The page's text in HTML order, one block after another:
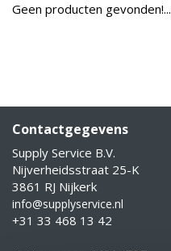
Geen producten gevonden!...
Contactgegevens
Supply Service B.V.
Nijverheidsstraat 25-K
3861 RJ Nijkerk
info@supplyservice.nl
+31 33 468 13 42